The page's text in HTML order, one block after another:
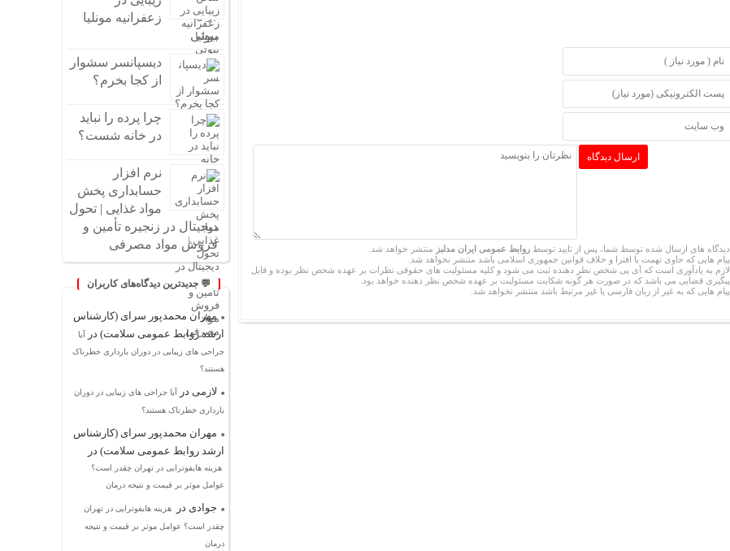
دیدگاه های ارسال شده توسط شما، پس از تایید توسط روابط عمومی ایران مدلبز منتشر خواهد شد.
پیام هایی که حاوی تهمت یا افترا و خلاف قوانین جمهوری اسلامی باشد منتشر نخواهد شد.
لازم به یادآوری است که آی پی شخص نظر دهنده ثبت می شود و کلیه مسئولیت های حقوقی نظرات بر عهده شخص نظر بوده و قابل
پیگیری قضایی می باشد که در صورت هر گونه شکایت مسئولیت بر عهده شخص نظر دهنده خواهد بود.
پیام هایی که به غیر از زبان فارسی یا غیر مرتبط باشد منتشر نخواهد شد.
زعفرانیه مونلیا
بیوتی
دیسپانسر سشوار
از کجا بخرم؟
چرا پرده را نباید
در خانه شست؟
نرم افزار
حسابداری پخش
مواد غذایی | تحول
دیجیتال در زنجیره تأمین و
فروش مواد مصرفی
💬 جدیدترین دیدگاه‌های کاربران
مهران محمدپور سرای (کارشناس
ارشد روابط عمومی سلامت) در
آیا
جراحی های زیبایی در دوران بارداری خطرناک
هستند؟
لازمی در
آیا جراحی های زیبایی در دوران
بارداری خطرناک هستند؟
مهران محمدپور سرای (کارشناس
ارشد روابط عمومی سلامت) در
هزینه هایفوتراپی در تهران چقدر است؟
عوامل موثر بر قیمت و نتیجه درمان
جوادی در
هزینه هایفوتراپی در تهران
چقدر است؟ عوامل موثر بر قیمت و نتیجه
درمان